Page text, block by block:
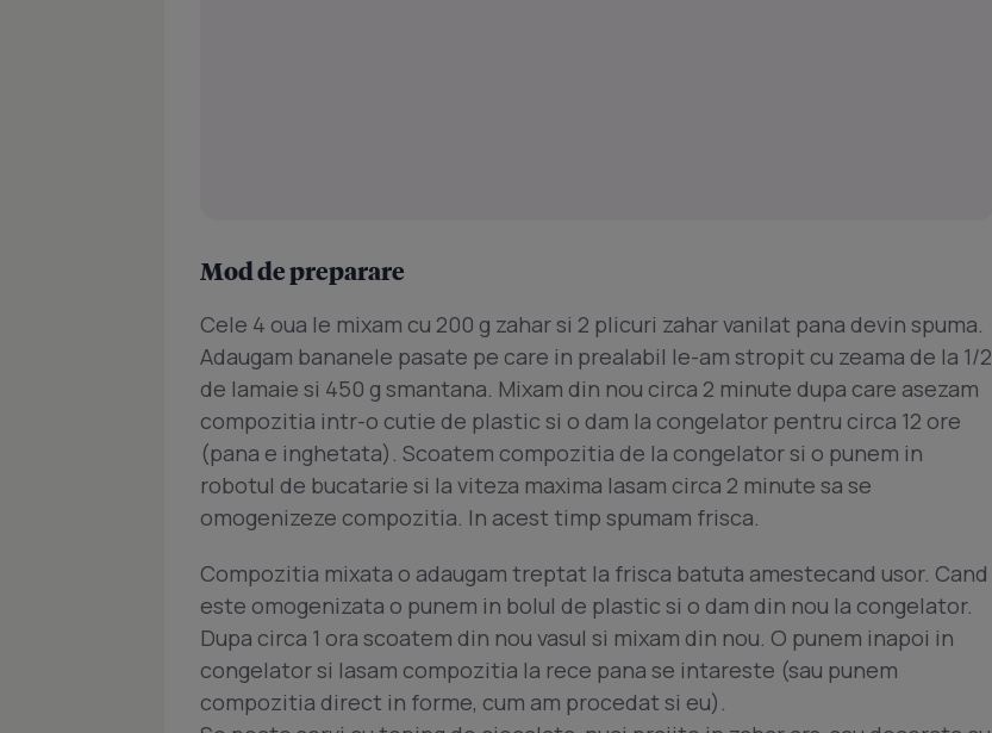
Mod de preparare
Cele 4 oua le mixam cu 200 g zahar si 2 plicuri zahar vanilat pana devin spuma.
Adaugam bananele pasate pe care in prealabil le-am stropit cu zeama de la 1/2
de lamaie si 450 g smantana. Mixam din nou circa 2 minute dupa care asezam
compozitia intr-o cutie de plastic si o dam la congelator pentru circa 12 ore
(pana e inghetata). Scoatem compozitia de la congelator si o punem in
robotul de bucatarie si la viteza maxima lasam circa 2 minute sa se
omogenizeze compozitia. In acest timp spumam frisca.
Compozitia mixata o adaugam treptat la frisca batuta amestecand usor. Cand
este omogenizata o punem in bolul de plastic si o dam din nou la congelator.
Dupa circa 1 ora scoatem din nou vasul si mixam din nou. O punem inapoi in
congelator si lasam compozitia la rece pana se intareste (sau punem
compozitia direct in forme, cum am procedat si eu).